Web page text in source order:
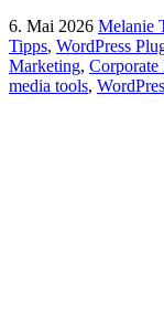
6. Mai 2026 Melanie
Tipps, WordPress
Marketing, Corporate
media tools,